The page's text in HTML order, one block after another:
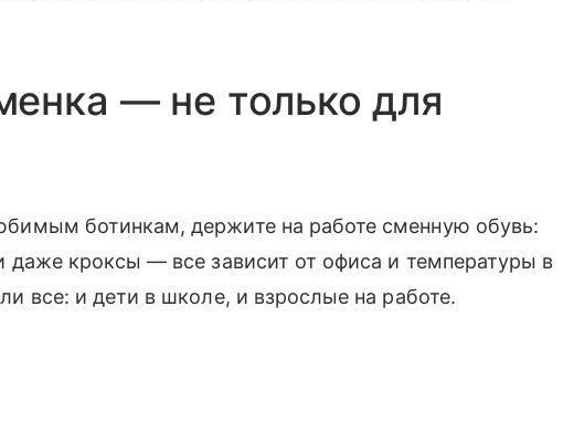
— не только для
ботинкам, держите на работе сменную обувь:
кроксы — все зависит от офиса и температуры в
все: и дети в школе, и взрослые на работе.